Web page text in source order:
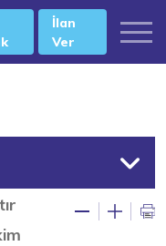
İlan
Ver